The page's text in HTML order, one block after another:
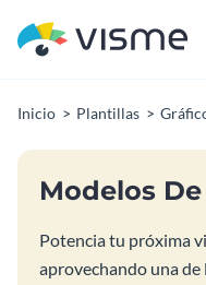
Inicio Plantillas
Modelos
Potencia tu próxima
aprovechando una